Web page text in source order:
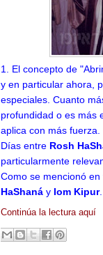
1. El concepto de
y en particular ahora,
especiales. Cuanto
profundidad o es más
aplica con más
Días entre Rosh
particularmente
Como se mencionó
HaShaná y Iom Kipur
Continúa la lectura aquí